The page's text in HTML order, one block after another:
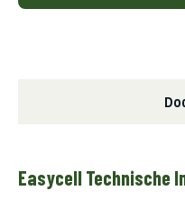
Easycell Technische